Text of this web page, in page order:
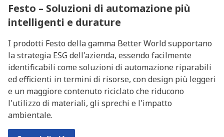
Festo – Soluzioni di automazione più
intelligenti e durature
I prodotti Festo della gamma Better World supportano
la strategia ESG dell'azienda, essendo facilmente
identificabili come soluzioni di automazione riparabili
ed efficienti in termini di risorse, con design più leggeri
e un maggiore contenuto riciclato che riducono
l'utilizzo di materiali, gli sprechi e l'impatto
ambientale.